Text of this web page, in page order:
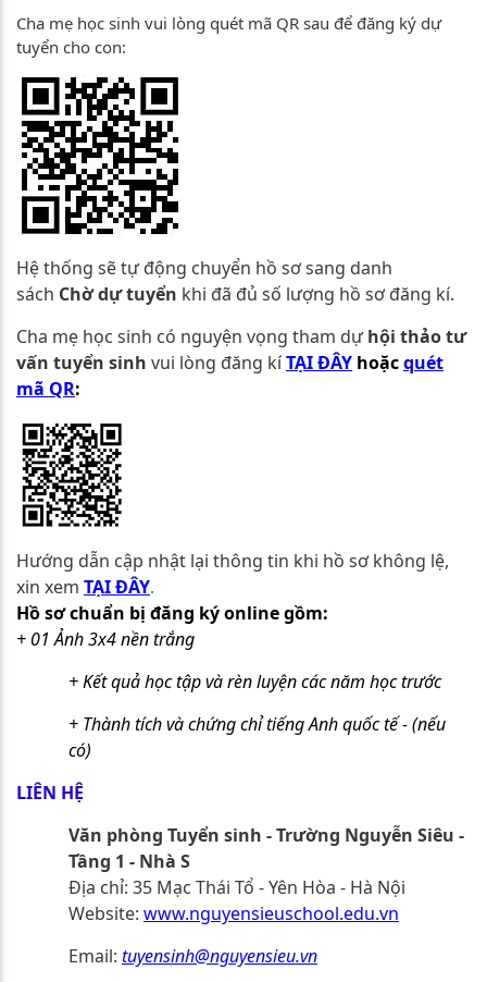
Cha mẹ học sinh vui lòng quét mã QR sau để đăng ký dự
tuyển cho con:
Hệ thống sẽ tự động chuyển hồ sơ sang danh
sách Chờ dự tuyển khi đã đủ số lượng hồ sơ đăng kí.
Cha mẹ học sinh có nguyện vọng tham dựhội thảo tư
vấn tuyển sinh vui lòng đăng kíTẠI ĐÂY hoặcquét
mã QR:
Hướng dẫn cập nhật lại thông tin khi hồ sơ không lệ,
xin xem TẠI ĐÂY.
Hồ sơ chuẩn bị đăng ký online gồm:
+ 01 Ảnh 3x4 nền trắng
+ Kết quả học tập và rèn luyện các năm học trước
+ Thành tích và chứng chỉ tiếng Anh quốc tế - (nếu
có)
LIÊN HỆ
Văn phòng Tuyển sinh - Trường Nguyễn Siêu -
Tầng 1 - Nhà S
Địa chỉ: 35 Mạc Thái Tổ - Yên Hòa - Hà Nội
Website: www.nguyensieuschool.edu.vn
Email: tuyensinh@nguyensieu.vn